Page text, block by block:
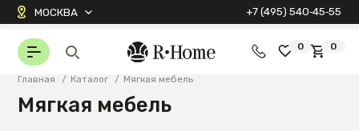
МОСКВА +7 (495) 540‑45‑55
0 0
Главная / Каталог / Мягкая мебель
Мягкая мебель